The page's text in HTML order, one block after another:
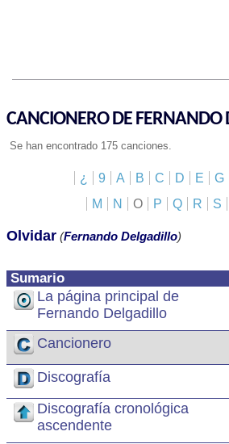
CANCIONERO DE FERNANDO
Se han encontrado 175 canciones.
¿ 9 A B C D E G
M
N O P Q R S
Sumario
La página principal de
Fernando Delgadillo
Cancionero
Discografía
Discografía cronológica
ascendente
Olvidar (Fernando Delgadillo)